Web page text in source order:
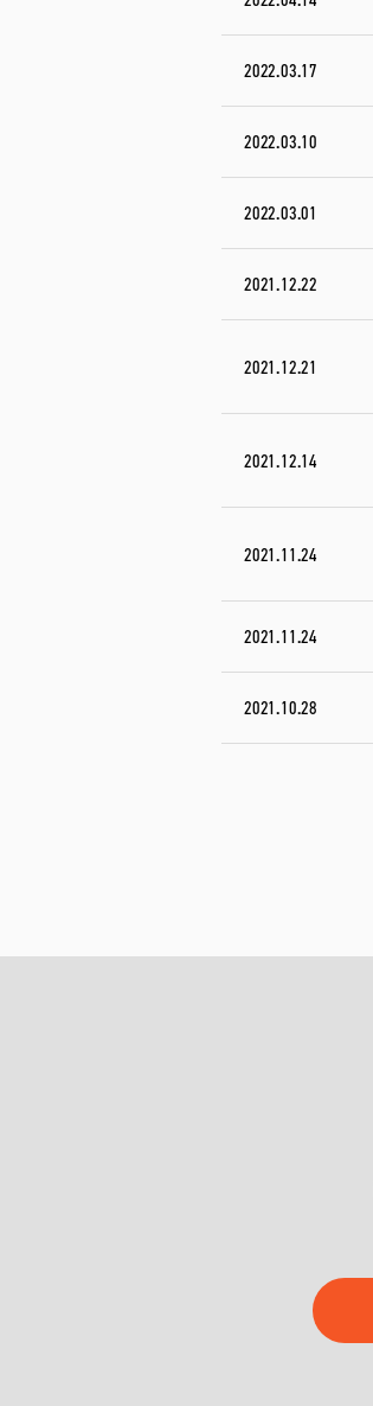
2022.03.17
2022.03.10
2022.03.01
2021.12.22
2021.12.21
2021.12.14
2021.11.24
2021.11.24
2021.10.28